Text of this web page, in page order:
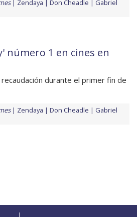
Zendaya Don Cheadle
Gabriel
número 1 en cines en
durante el primer fin de
Zendaya Don Cheadle
Gabriel